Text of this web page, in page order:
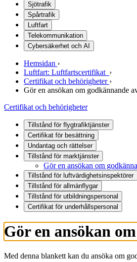
Sjötrafik
Spårtrafik
Luftfart
Telekommunikation
Cybersäkerhet och AI
Hemsidan ›
Luftfart: Luftfartscertifikat ›
Certifikat och behörigheter ›
Gör en ansökan om godkännande
Certifikat och behörigheter
Tillstånd för flygtrafiktjänster
Certifikat för besättning
Undantag och rättelser
Tillstånd för marktjänster
Gör en ansökan om
Tillstånd för luftvärdighetsinspektörer
Tillstånd för allmänflygar
Tillstånd för utbildningspersonal
Certifikat för underhållspersonal
Gör en ansökan
Med denna blankett kan du ansöka om